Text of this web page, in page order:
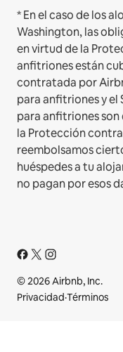
* En el caso de los
Washington, las
en virtud de la
anfitriones están
contratada por
para anfitriones y el
para anfitriones
la Protección
reembolsamos
huéspedes a tu
no pagan por esos
© 2026 Airbnb, Inc.
Privacidad·Términos